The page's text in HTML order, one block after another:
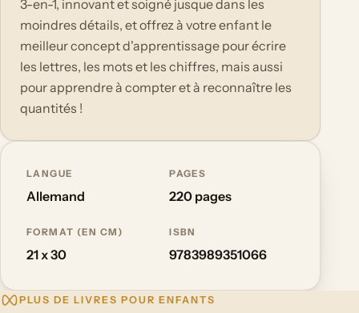
3-en-1, innovant et soigné jusque dans les
moindres détails, et offrez à votre enfant le
meilleur concept d'apprentissage pour écrire
les lettres, les mots et les chiffres, mais aussi
pour apprendre à compter et à reconnaître les
quantités !
LANGUE
Allemand
PAGES
220 pages
FORMAT (EN CM)
21 x 30
ISBN
9783989351066
PLUS DE LIVRES POUR ENFANTS